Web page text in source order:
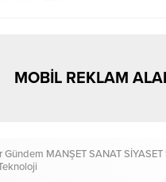
MOBİL REKLAM
Gündem MANŞETSANATSİYASET